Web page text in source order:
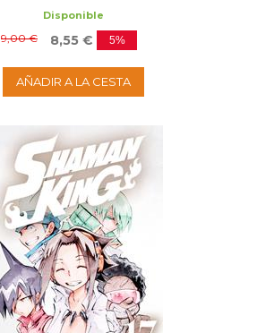
Disponible
9,00 € 8,55 € 5%
AÑADIR A LA CESTA